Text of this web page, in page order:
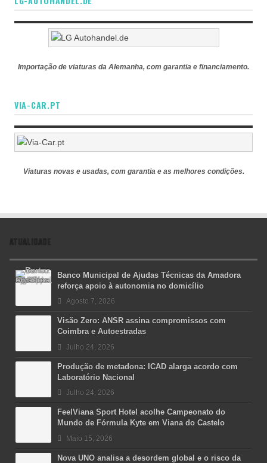
Importação de viaturas da Alemanha, com garantia e financiamento.
VIA-CAR.PT
Viaturas novas e usadas, com garantia e as melhores condições.
ATUALIDADE
Banco Municipal de Ajudas Técnicas da Amadora
reforça apoio à autonomia no domicílio
Agosto 7, 2026
Visão Zero: ANSR assina compromissos com
Coimbra e Autoestradas
Julho 24, 2026
Produção de metadona: ICAD alarga acordo com
Laboratório Nacional
Julho 24, 2026
FeelViana Sport Hotel acolhe Campeonato do
Mundo de Fórmula Kyte em Viana do Castelo
Maio 15, 2026
Nova UNO analisa a desordem global e o risco da